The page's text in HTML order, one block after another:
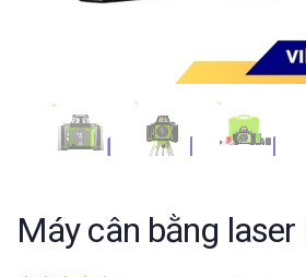
Máy cân bằng